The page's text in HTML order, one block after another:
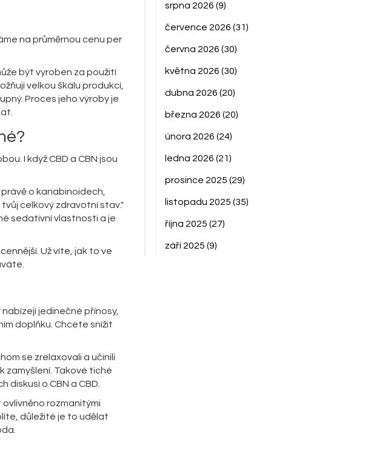
na průměrnou cenu per
být vyroben za použití
velkou škálu produkcí,
Proces jeho výroby je
I když CBD a CBN jsou
o kanabinoidech,
celkový zdravotní stav."
sedativní vlastnosti a je
Už víte, jak to ve
jedinečné přínosy,
doplňku. Chcete snížit
se zrelaxovali a učinili
zamyšlení. Takové tiché
o CBN a CBD.
rozmanitými
důležité je to udělat
srpna 2026 (9)
července 2026 (31)
června 2026 (30)
května 2026 (30)
dubna 2026 (20)
března 2026 (20)
února 2026 (24)
ledna 2026 (21)
prosince 2025 (29)
listopadu 2025 (35)
října 2025 (27)
září 2025 (9)